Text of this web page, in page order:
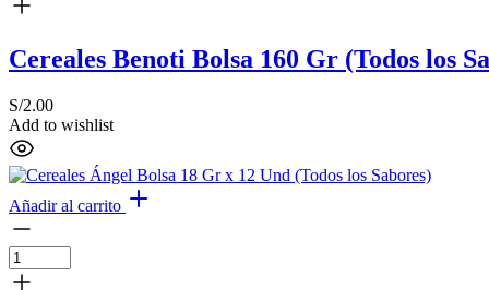
Cereales Benoti Bolsa 160 Gr (Todos los
S/2.00
Add to wishlist
Añadir al carrito